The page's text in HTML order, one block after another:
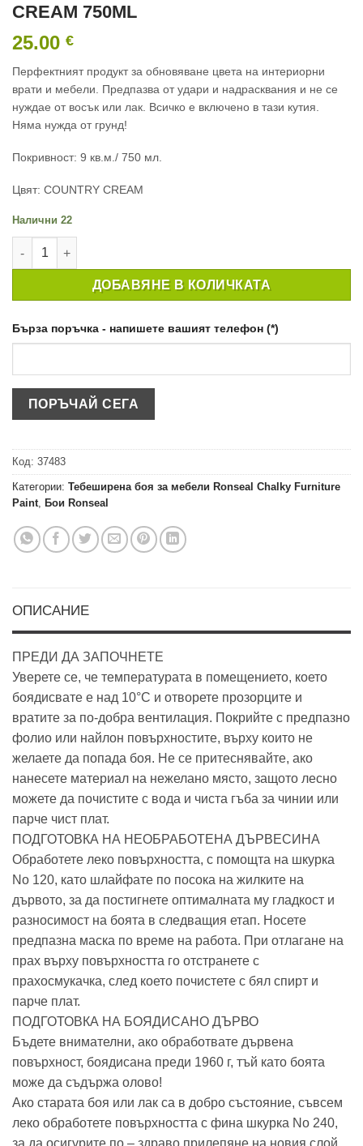
CREAM 750ML
25.00 €
Перфектният продукт за обновяване цвета на интериорни
врати и мебели. Предпазва от удари и надрасквания и не се
нуждае от восък или лак. Всичко е включено в тази кутия.
Няма нужда от грунд!
Покривност: 9 кв.м./ 750 мл.
Цвят: COUNTRY CREAM
Налични 22
количество за ТЕБЕШИРЕНА БОЯ ЗА МЕБЕЛИ CHALKY
ДОБАВЯНЕ В КОЛИЧКАТА
Бърза поръчка - напишете вашият телефон (*)
Код: 37483
Категории: Тебеширена боя за мебели Ronseal Chalky Furniture
Paint, Бои Ronseal
ОПИСАНИЕ
ПРЕДИ ДА ЗАПОЧНЕТЕ
Уверете се, че температурата в помещението, което
боядисвате е над 10°C и отворете прозорците и
вратите за по-добра вентилация. Покрийте с предпазно
фолио или найлон повърхностите, върху които не
желаете да попада боя. Не се притеснявайте, ако
нанесете материал на нежелано място, защото лесно
можете да почистите с вода и чиста гъба за чинии или
парче чист плат.
ПОДГОТОВКА НА НЕОБРАБОТЕНА ДЪРВЕСИНА
Обработете леко повърхността, с помощта на шкурка
No 120, като шлайфате по посока на жилките на
дървото, за да постигнете оптималната му гладкост и
разносимост на боята в следващия етап. Носете
предпазна маска по време на работа. При отлагане на
прах върху повърхността го отстранете с
прахосмукачка, след което почистете с бял спирт и
парче плат.
ПОДГОТОВКА НА БОЯДИСАНО ДЪРВО
Бъдете внимателни, ако обработвате дървена
повърхност, боядисана преди 1960 г, тъй като боята
може да съдържа олово!
Ако старата боя или лак са в добро състояние, съвсем
леко обработете повърхността с фина шкурка No 240,